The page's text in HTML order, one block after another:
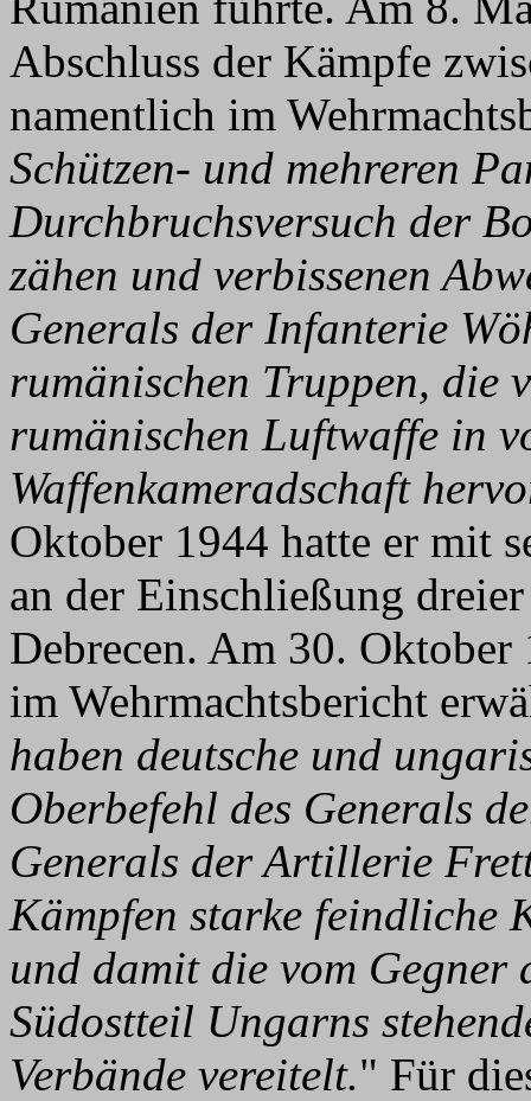
Abschluss der Kämpfe
namentlich im
Schützen- und mehreren
Durchbruchsversuch der
zähen und verbissenen
Generals der Infanterie
rumänischen Truppen, die
rumänischen Luftwaffe in
Waffenkameradschaft
Oktober 1944 hatte er mit
an der Einschließung
Debrecen. Am 30.
im Wehrmachtsbericht
haben deutsche und
Oberbefehl des Generals
Generals der Artillerie
Kämpfen starke feindliche
und damit die vom Gegner
Südostteil Ungarns
Verbände vereitelt." Für